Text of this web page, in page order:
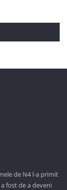
de N4 l-a primit
fost de a deveni